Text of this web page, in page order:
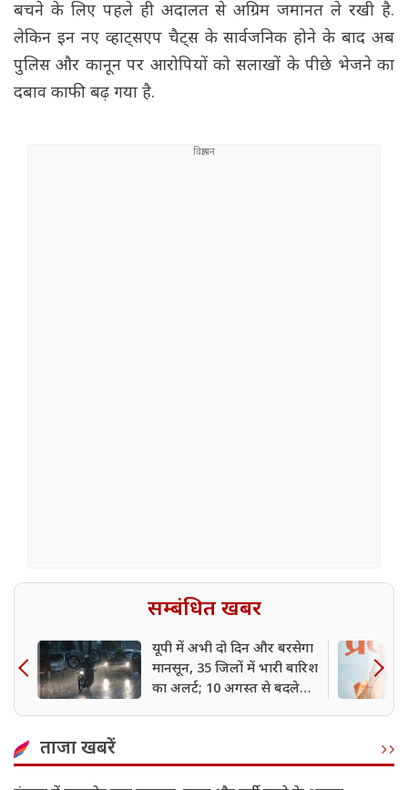
बचने के लिए पहले ही अदालत से अग्रिम जमानत ले रखी है.
लेकिन इन नए व्हाट्सएप चैट्स के सार्वजनिक होने के बाद अब
पुलिस और कानून पर आरोपियों को सलाखों के पीछे भेजने का
दबाव काफी बढ़ गया है.
सम्बंधित खबर
यूपी में अभी दो दिन और बरसेगा
मानसून, 35 जिलों में भारी बारिश
का अलर्ट; 10 अगस्त से बदलेगा
ताजा खबरें